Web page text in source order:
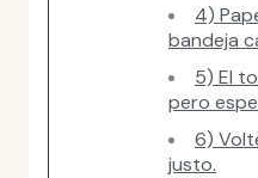
4)
bandeja
5) El
pero
6)
justo.